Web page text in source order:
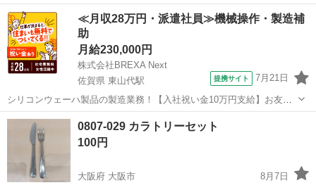
カー類もそのまま…
兵庫 神戸市 新神戸駅 小物
≪月収28万円・派遣社員≫機械操作・製造補
助
月給230,000円
株式会社BREXA Next
佐賀県 東山代駅
提携サイト 7月21日
シリコンウェーハ製品の製造業務！【入社祝い金10万円支給】お友達
やカップルとの応募OK◎年間休日129日＆休出なしでプライベート充
実♪業務はクリーンルームで快適作業◎自社正社員登用制度あり★1食
300円～の格安食堂あり！《佐...
佐賀 伊万里市 その他
0807-029 カラトリーセット
100円
大阪府 大阪市
8月7日